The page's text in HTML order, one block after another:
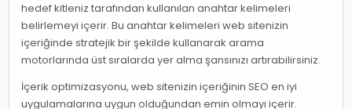
hedef kitleniz tarafından kullanılan anahtar kelimeleri
belirlemeyi içerir. Bu anahtar kelimeleri web sitenizin
içeriğinde stratejik bir şekilde kullanarak arama
motorlarında üst sıralarda yer alma şansınızı artırabilirsiniz.
İçerik optimizasyonu, web sitenizin içeriğinin SEO en iyi
uygulamalarına uygun olduğundan emin olmayı içerir.